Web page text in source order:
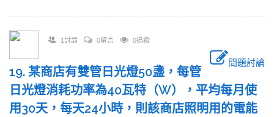
1討論 0留言 0追蹤
問題討論
19. 某商店有雙管日光燈50盞，每管
日光燈消耗功率為40瓦特（W），平均每月使
用30天，每天24小時，則該商店照明用的電能